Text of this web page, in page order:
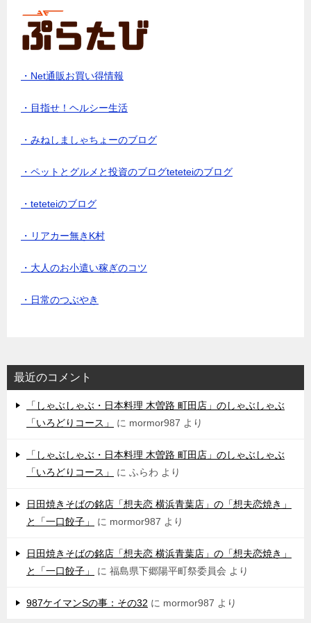
・Net通販お買い得情報
・目指せ！ヘルシー生活
・みねしましゃちょーのブログ
・ペットとグルメと投資のブログteteteiのブログ
・teteteiのブログ
・リアカー無きK村
・大人のお小遣い稼ぎのコツ
・日常のつぶやき
最近のコメント
「しゃぶしゃぶ・日本料理 木曽路 町田店」のしゃぶしゃぶ
「いろどりコース」
に mormor987 より
「しゃぶしゃぶ・日本料理 木曽路 町田店」のしゃぶしゃぶ
「いろどりコース」
に ふらわ より
日田焼きそばの銘店「想夫恋 横浜青葉店」の「想夫恋焼き」
と「一口餃子」
に mormor987 より
日田焼きそばの銘店「想夫恋 横浜青葉店」の「想夫恋焼き」
と「一口餃子」
に 福島県下郷陽平町祭委員会 より
987ケイマンSの事：その32 に mormor987 より